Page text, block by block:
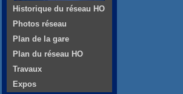
Historique du réseau HO
Photos réseau
Plan de la gare
Plan du réseau HO
Travaux
Expos